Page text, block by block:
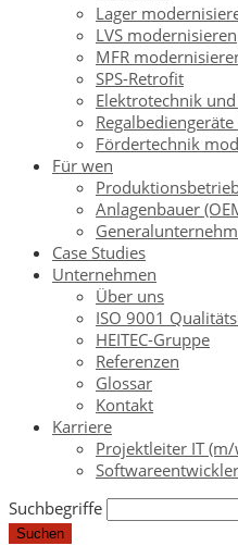
Lager
LVS modernisieren
MFR
SPS-Retrofit
Elektrotechnik
Fördertechnik
Für wen
Anlagenbauer
Case Studies
Unternehmen
Über uns
ISO 9001
HEITEC-Gruppe
Referenzen
Glossar
Kontakt
Karriere
Projektleiter IT
Suchbegriffe
Suchen